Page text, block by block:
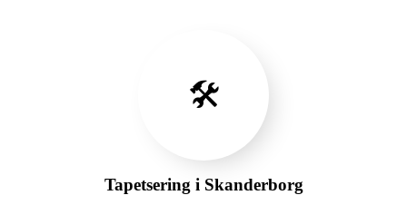
🛠️
Tapetsering i Skanderborg